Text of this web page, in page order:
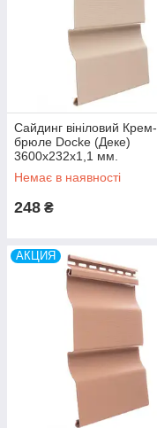
Сайдинг вініловий Крем-
брюле Docke (Деке)
3600х232х1,1 мм.
Немає в наявності
248 ₴
АКЦИЯ